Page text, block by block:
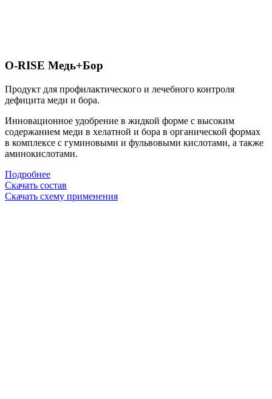
O-RISE Медь+Бор
Продукт для профилактического и лечебного контроля
дефицита меди и бора.
Инновационное удобрение в жидкой форме с высоким
содержанием меди в хелатной и бора в органической формах
в комплексе с гуминовыми и фульвовыми кислотами, а также
аминокислотами.
Подробнее
Скачать состав
Скачать схему применения